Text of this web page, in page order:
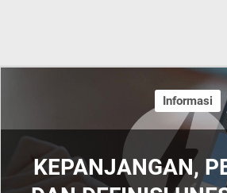
KEPANJANGAN,
Informasi